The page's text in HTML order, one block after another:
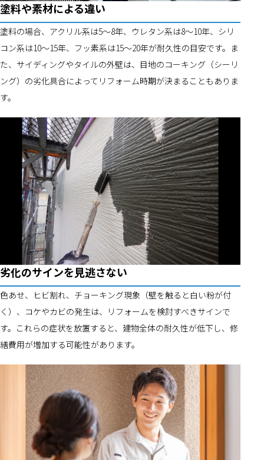
塗料や素材による違い
塗料の場合、アクリル系は5～8年、ウレタン系は8～10年、シリ
コン系は10～15年、フッ素系は15～20年が耐久性の目安です。ま
た、サイディングやタイルの外壁は、目地のコーキング（シーリ
ング）の劣化具合によってリフォーム時期が決まることもありま
す。
劣化のサインを見逃さない
色あせ、ヒビ割れ、チョーキング現象（壁を触ると白い粉が付
く）、コケやカビの発生は、リフォームを検討すべきサインで
す。これらの症状を放置すると、建物全体の耐久性が低下し、修
繕費用が増加する可能性があります。